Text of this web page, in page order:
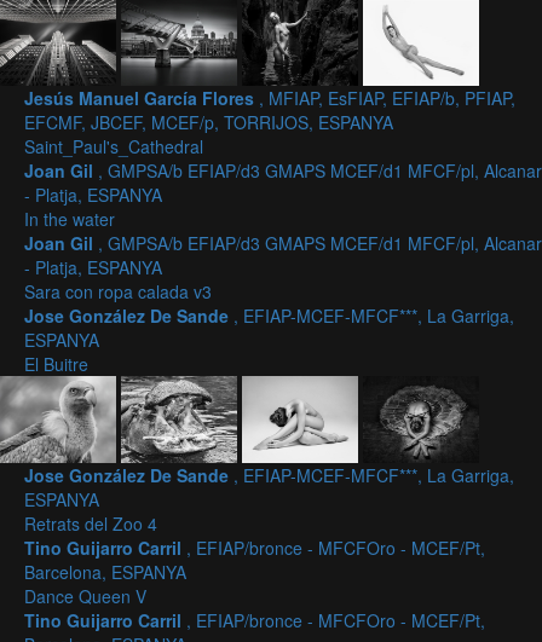
Jesús Manuel García Flores , MFIAP, EsFIAP, EFIAP/b, PFIAP,
EFCMF, JBCEF, MCEF/p, TORRIJOS, ESPANYA
Saint_Paul's_Cathedral
Joan Gil , GMPSA/b EFIAP/d3 GMAPS MCEF/d1 MFCF/pl, Alcanar
- Platja, ESPANYA
In the water
Joan Gil , GMPSA/b EFIAP/d3 GMAPS MCEF/d1 MFCF/pl, Alcanar
- Platja, ESPANYA
Sara con ropa calada v3
Jose González De Sande , EFIAP-MCEF-MFCF***, La Garriga,
ESPANYA
El Buitre
Jose González De Sande , EFIAP-MCEF-MFCF***, La Garriga,
ESPANYA
Retrats del Zoo 4
Tino Guijarro Carril , EFIAP/bronce - MFCFOro - MCEF/Pt,
Barcelona, ESPANYA
Dance Queen V
Tino Guijarro Carril , EFIAP/bronce - MFCFOro - MCEF/Pt,